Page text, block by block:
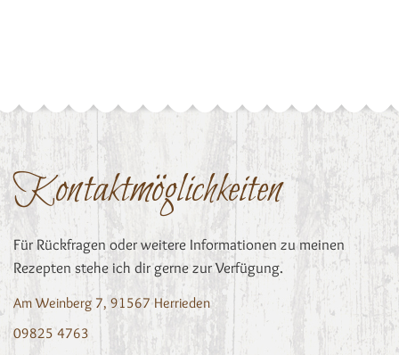
Kontaktmöglichkeiten
Für Rückfragen oder weitere Informationen zu meinen
Rezepten stehe ich dir gerne zur Verfügung.
Am Weinberg 7, 91567 Herrieden
09825 4763